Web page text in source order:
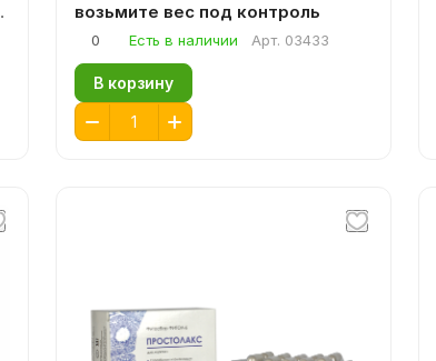
возьмите вес под контроль
0 Есть в наличии Арт. 03433
В корзину